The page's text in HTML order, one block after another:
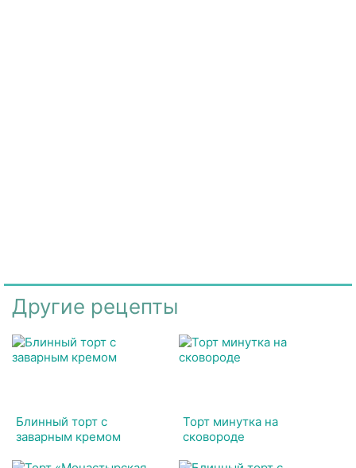
Другие рецепты
Блинный торт с
заварным кремом
Торт минутка на
сковороде